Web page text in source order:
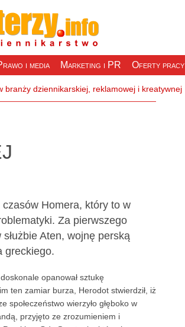
i media Marketing i PR Oferty pracy
Homera, który to w
Za pierwszego
Aten, wojnę perską
greckiego.
opanował sztukę
ten zamiar burza, Herodot stwierdził, iż
społeczeństwo wierzyło głęboko w
przyjęto ze zrozumieniem i